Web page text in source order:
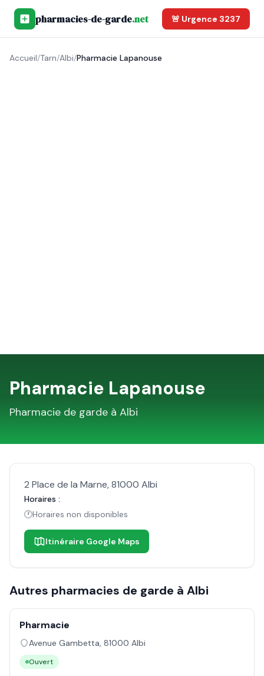
pharmacies-de-garde.net 🚨 Urgence 3237
Accueil/Tarn/Albi/Pharmacie Lapanouse
Pharmacie Lapanouse
Pharmacie de garde à Albi
2 Place de la Marne,81000 Albi
Horaires :
🕐Horaires non disponibles
Itinéraire Google Maps
Autres pharmacies de garde à Albi
Pharmacie
Avenue Gambetta, 81000 Albi
Ouvert